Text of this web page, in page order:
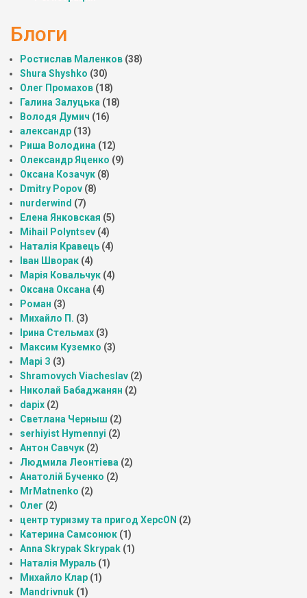
Блоги
Ростислав Маленков (38)
Shura Shyshko (30)
Олег Промахов (18)
Галина Залуцька (18)
Володя Думич (16)
александр (13)
Риша Володина (12)
Олександр Яценко (9)
Оксана Козачук (8)
Dmitry Popov (8)
nurderwind (7)
Елена Янковская (5)
Mihail Polyntsev (4)
Наталія Кравець (4)
Іван Шворак (4)
Марія Ковальчук (4)
Оксана Оксана (4)
Роман (3)
Михайло П. (3)
Ірина Стельмах (3)
Максим Куземко (3)
Марі З (3)
Shramovych Viacheslav (2)
Николай Бабаджанян (2)
dapix (2)
Светлана Черныш (2)
serhiyist Hymennyi (2)
Антон Савчук (2)
Людмила Леонтіева (2)
Анатолій Бученко (2)
MrMatnenko (2)
Олег (2)
центр туризму та пригод ХерсON (2)
Катерина Самсонюк (1)
Anna Skrypak Skrypak (1)
Наталія Мураль (1)
Михайло Клар (1)
Mandrivnuk (1)